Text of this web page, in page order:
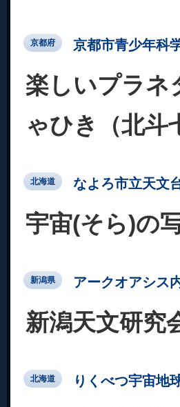
京都府 京都市青少年科
楽しいプラネ
ゃひき（北斗
北海道 なよろ市立天文
宇宙(そら)の
新潟県 アークオアシス
新潟天文研究
北海道 りくべつ宇宙地